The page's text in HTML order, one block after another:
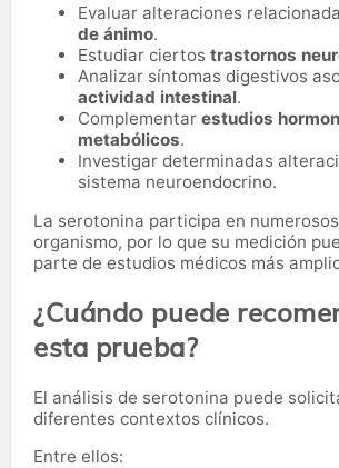
Evaluar alteraciones
de ánimo.
Estudiar ciertos trastornos
Analizar síntomas digestivos
actividad intestinal.
Complementar estudios
metabólicos.
Investigar determinadas
sistema neuroendocrino.
La serotonina participa en
organismo, por lo que su medición
parte de estudios médicos más
¿Cuándo puede
esta prueba?
El análisis de serotonina puede
diferentes contextos clínicos.
Entre ellos: